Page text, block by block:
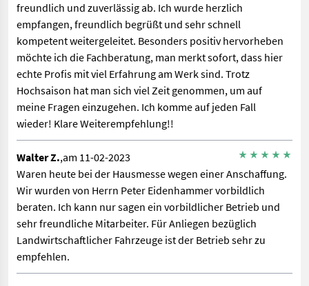
freundlich und zuverlässig ab. Ich wurde herzlich
empfangen, freundlich begrüßt und sehr schnell
kompetent weitergeleitet. Besonders positiv hervorheben
möchte ich die Fachberatung, man merkt sofort, dass hier
echte Profis mit viel Erfahrung am Werk sind. Trotz
Hochsaison hat man sich viel Zeit genommen, um auf
meine Fragen einzugehen. Ich komme auf jeden Fall
wieder! Klare Weiterempfehlung!!
Walter Z.,am 11-02-2023
Waren heute bei der Hausmesse wegen einer Anschaffung.
Wir wurden von Herrn Peter Eidenhammer vorbildlich
beraten. Ich kann nur sagen ein vorbildlicher Betrieb und
sehr freundliche Mitarbeiter. Für Anliegen bezüglich
Landwirtschaftlicher Fahrzeuge ist der Betrieb sehr zu
empfehlen.